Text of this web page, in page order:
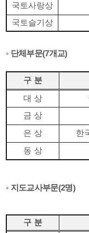
국토사랑상
국토슬기상
◦ 단체 부문(7개교)
구 분
대 상
금 상
은 상
한
동 상
◦ 지도교사부문(2명)
구 분